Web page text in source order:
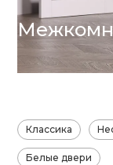
Классика
Белые двери